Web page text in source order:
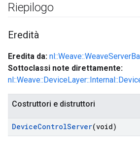
Riepilogo
Eredità
Eredita da:
Sottoclassi note direttamente:
Costruttori e distruttori
DeviceControlServer(void)